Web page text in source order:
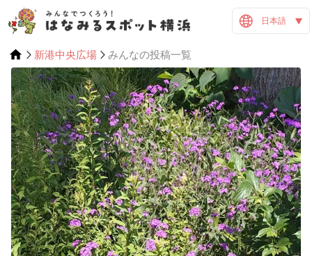
日本語
新港中央広場 みんなの投稿一覧